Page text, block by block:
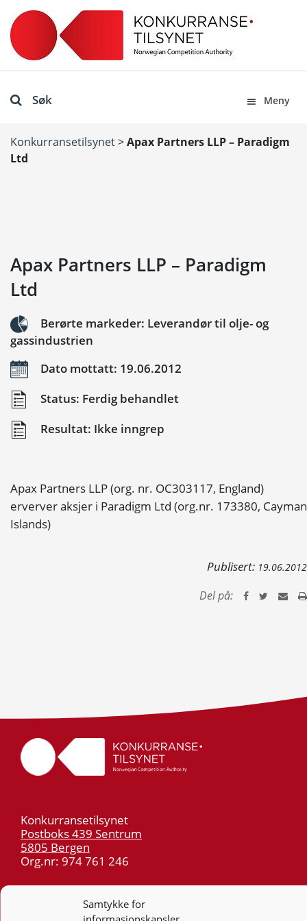
Samtykke for
Søk Meny
Konkurransetilsynet>Apax Partners LLP – Paradigm
Ltd
Apax Partners LLP – Paradigm
Ltd
Berørte markeder: Leverandør til olje- og
gassindustrien
Dato mottatt: 19.06.2012
Status: Ferdig behandlet
Resultat: Ikke inngrep
Apax Partners LLP (org. nr. OC303117, England)
erverver aksjer i Paradigm Ltd (org.nr. 173380, Cayman
Islands)
Publisert: 19.06.2012
Del på:
Konkurransetilsynet
Postboks 439 Sentrum
5805 Bergen
Org.nr: 974 761 246
55 59 75 00
post@kt.no